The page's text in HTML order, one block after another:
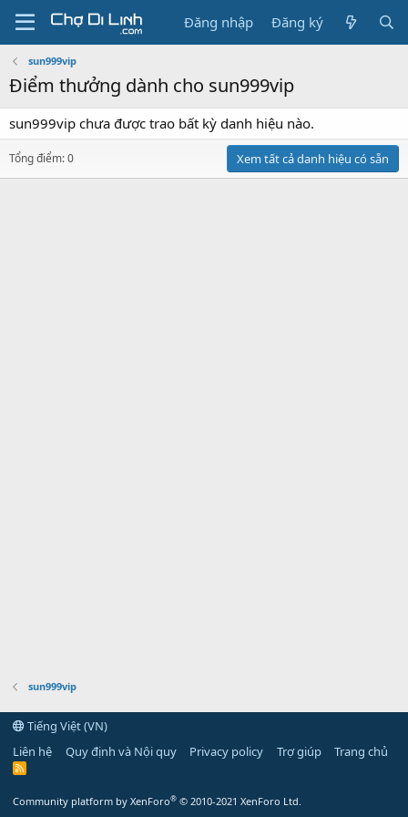
Đăng nhập Đăng ký
sun999vip
Điểm thưởng dành cho sun999vip
sun999vip chưa được trao bất kỳ danh hiệu nào.
Tổng điểm: 0 Xem tất cả danh hiệu có sẵn
sun999vip
Tiếng Việt (VN)
Liên hệ
Quy định và Nội quy Privacy policy Trợ giúp Trang chủ
R
Community platform by XenForo® © 2010-2021 XenForo Ltd.